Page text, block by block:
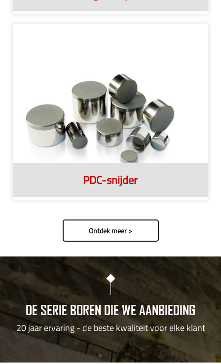
PDC-snijder
Ontdek meer >
DE SERIE BOREN DIE WE AANBIEDING
20 jaar ervaring - de beste kwaliteit voor elke klant